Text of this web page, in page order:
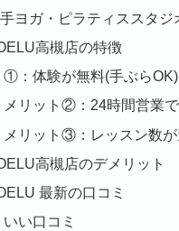
ヨガ・ピラティススタジ
高槻店の特徴
①：体験が無料(手ぶらOK)
メリット②：24時間営業
メリット③：レッスン数
高槻店のデメリット
最新の口コミ
いい口コミ